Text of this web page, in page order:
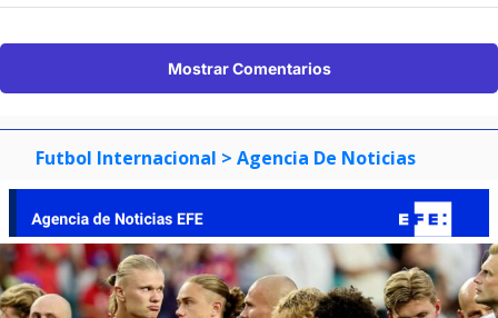
Mostrar Comentarios
Futbol Internacional > Agencia De Noticias